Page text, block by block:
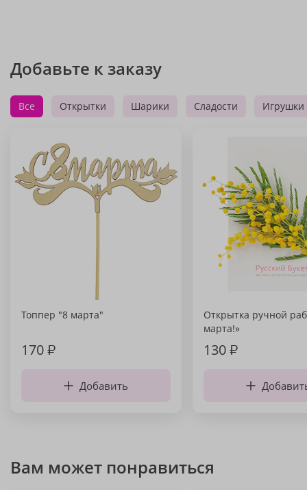
Добавьте к заказу
Все Открытки Шарики Сладости Игрушки
Топпер "8 марта"
170₽
Добавить
Открытка ручной
марта!»
130₽
Вам может понравиться